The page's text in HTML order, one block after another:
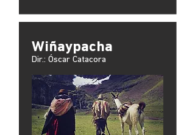
Wiñaypacha
Dir.: Óscar Catacora